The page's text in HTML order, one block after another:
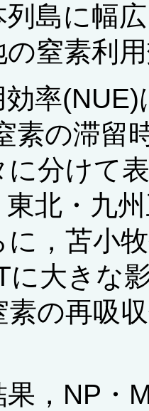
列島に幅
の窒素利
効率
素の滞留
に分けて
北・九
に，苫小
に大きな
素の再吸
，NP・